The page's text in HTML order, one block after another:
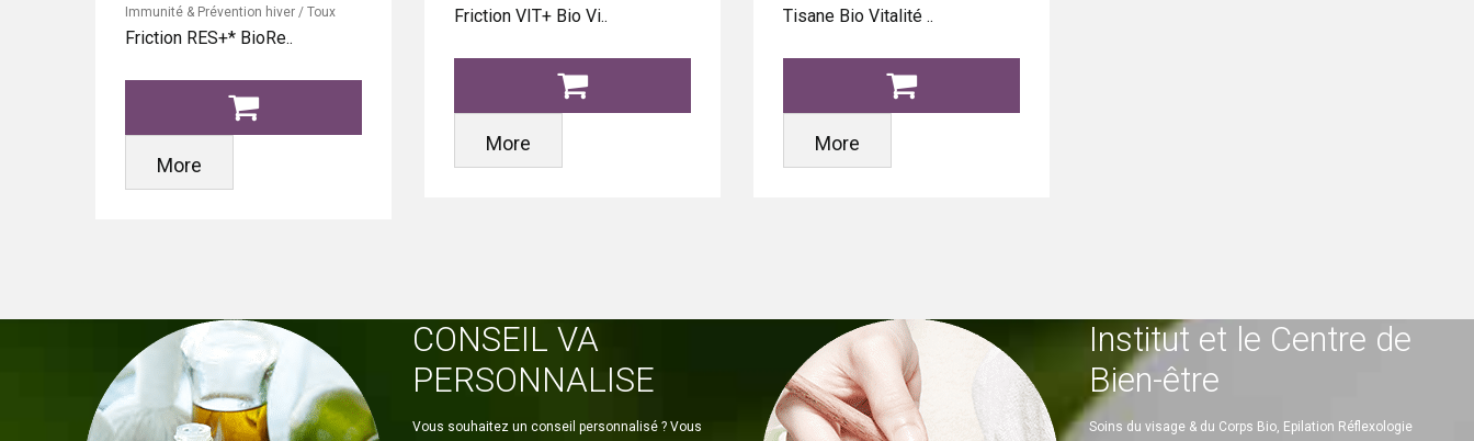
Immunité & Prévention hiver / Toux
Friction RES+* BioRe..
More
Friction VIT+ Bio Vi..
More
Tisane Bio Vitalité ..
More
CONSEIL VA
PERSONNALISE
Vous souhaitez un conseil personnalisé ? Vous
Institut et le Centre de
Bien-être
Soins du visage & du Corps Bio, Epilation Réflexologie